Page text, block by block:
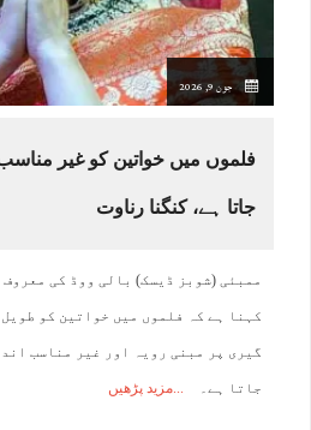
جون 9, 2026
فلموں میں خواتین کو غیر
جاتا ہے، کنگنا رناوت
ممبئی (شوبز ڈیسک) بالی ووڈ کی
کہنا ہے کہ فلموں میں خواتین کو
گیری پر مبنی رویہ اور غیر مناسب
جاتا ہے۔ مزید پڑھیں